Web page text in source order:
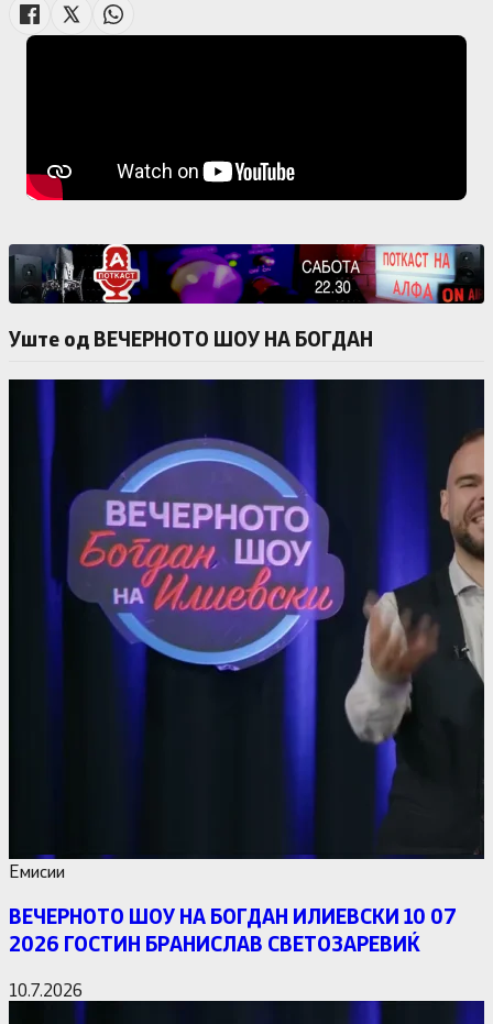
Уште од ВЕЧЕРНОТО ШОУ НА БОГДАН
Емисии
ВЕЧЕРНОТО ШОУ НА БОГДАН ИЛИЕВСКИ 10 07
2026 ГОСТИН БРАНИСЛАВ СВЕТОЗАРЕВИЌ
10.7.2026